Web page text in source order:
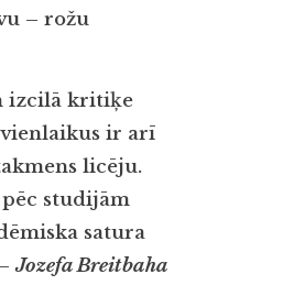
– rožu
izcilā kritiķe
vienlaikus ir arī
licēju.
pēc studijām
satura
Jozefa Breitbaha